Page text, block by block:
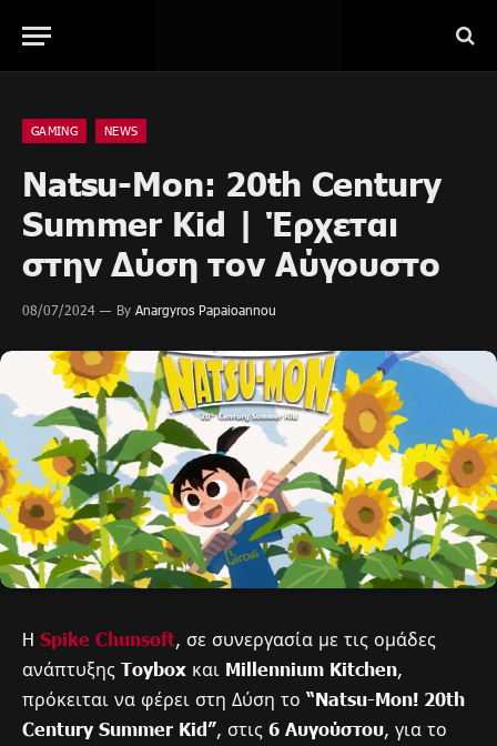
GAMING NEWS
Natsu-Mon: 20th Century
Summer Kid | Έρχεται
στην Δύση τον Αύγουστο
08/07/2024 By Anargyros Papaioannou
H Spike Chunsoft, σε συνεργασία με τις ομάδες
ανάπτυξης Toybox και Millennium Kitchen,
πρόκειται να φέρει στη Δύση το “Natsu-Mon! 20th
Century Summer Kid”, στις 6 Αυγούστου, για το